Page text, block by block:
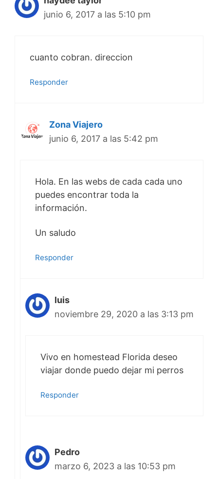
junio 6, 2017 a las 5:10 pm
cuanto cobran. direccion
Responder
Zona Viajero
junio 6, 2017 a las 5:42 pm
Hola. En las webs de cada cada uno
puedes encontrar toda la
información.
Un saludo
Responder
luis
noviembre 29, 2020 a las 3:13 pm
Vivo en homestead Florida deseo
viajar donde puedo dejar mi perros
Responder
Pedro
marzo 6, 2023 a las 10:53 pm